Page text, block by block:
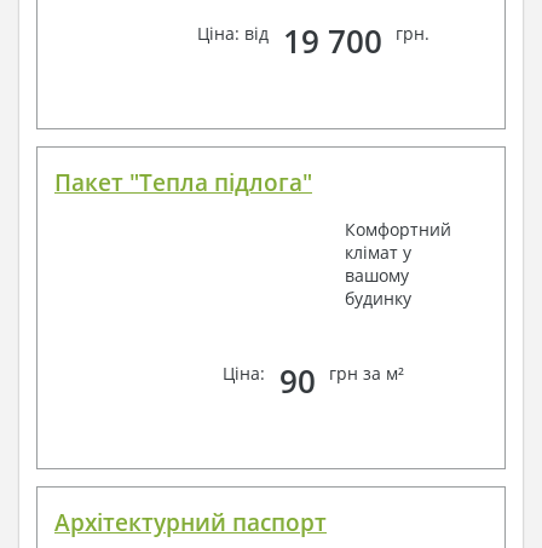
Ціна: від 19 700 грн.
Пакет "Тепла підлога"
Комфортний
клімат у
вашому
будинку
Ціна: 90 грн за м²
Архітектурний паспорт